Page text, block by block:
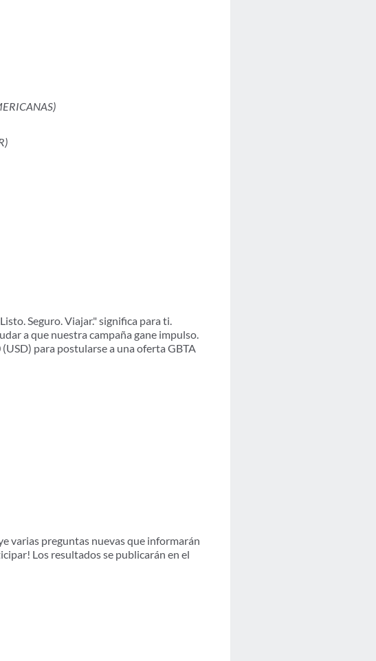
Seguro. Viajar." significa para ti.
a que nuestra campaña gane impulso.
para postularse a una oferta GBTA
varias preguntas nuevas que informarán
Los resultados se publicarán en el